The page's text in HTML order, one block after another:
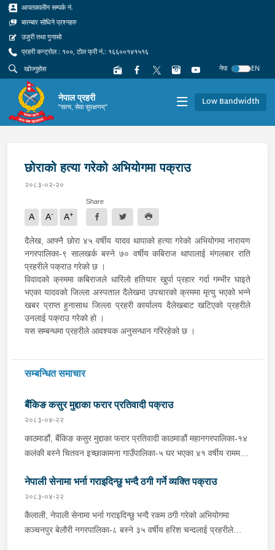
आपतकालीन सम्पर्क नं.
बारम्बार सोधिने प्रश्नहरु
उजुरी तथा गुनासो
प्रहरी कन्ट्रोल : १००, टोल फ्री नं.: १६६००१४१५१६
नेपा
EN
नेपाल प्रहरी
"सत्य, सेवा सुरक्षणम्" Low Bandwidth
छोराको हत्या गरेको अभियोगमा पक्राउ
२०८३-०२-२०
A A- A+
Share
दैलेख, आफ्नै छोरा ४५ वर्षीय यादव थापाको हत्या गरेको अभियोगमा नारायण
नगरपालिका-९ सालखर्क बस्ने ७० वर्षीय कबिराज थापालाई मंगलबार राति
प्रहरीले पक्राउ गरेको छ ।
विवादको क्रममा कबिराजले धारिलो हतियार खुर्पा प्रहार गर्दा गम्भीर घाइते
भएका यादवको जिल्ला अस्पताल दैलेखमा उपचारको क्रममा मृत्यु भएको भन्ने
खबर प्राप्त हुनासाथ जिल्ला प्रहरी कार्यालय दैलेखबाट खटिएको प्रहरीले
उनलाई पक्राउ गरेको हो ।
यस सम्बन्धमा प्रहरीले आवश्यक अनुसन्धान गरिरहेको छ ।
सम्बन्धित समाचार
बैंकिङ कसुर मुद्दाका फरार प्रतिवादी पक्राउ
२०८३-०४-२२
काठमाडौं, बैंकिङ कसुर मुद्दाका फरार प्रतिवादी काठमाडौं महानगरपालिका-१४
कलंकी बस्ने चितवन इच्छाकामना गाउँपालिका-५ घर भएका ४१ वर्षीय राममणी
काठमाडौंको २०८२ असार १० गतेको फैसला उक्त मुद्दामा ७३ हजार ३ सय
९० रूपैयाँ जरिवाना, ५ दिन कैद र क्षतिपूर्ति बापत २ हजार ९ सय ३६ रूपैयाँ
पीडित राहत कोषमा जम्मा गराउने ठहर भई फरार रहेका उनलाई काठमाडौं
उपत्यका अपराध अनुसन्धान कार्यालय टेकुबाट खटिएको प्रहरीले काठमाडौं
नेपाली सेनामा भर्ना गराइदिन्छु भन्दै ठगी गर्ने व्यक्ति पक्राउ
२०८३-०४-२२
कैलाली, नेपाली सेनामा भर्ना गराइदिन्छु भन्दै रकम ठगी गरेको अभियोगमा
कञ्चनपुर बेलौरी नगरपालिका-८ बस्ने ३५ वर्षीय हरिश चन्दलाई प्रहरीले